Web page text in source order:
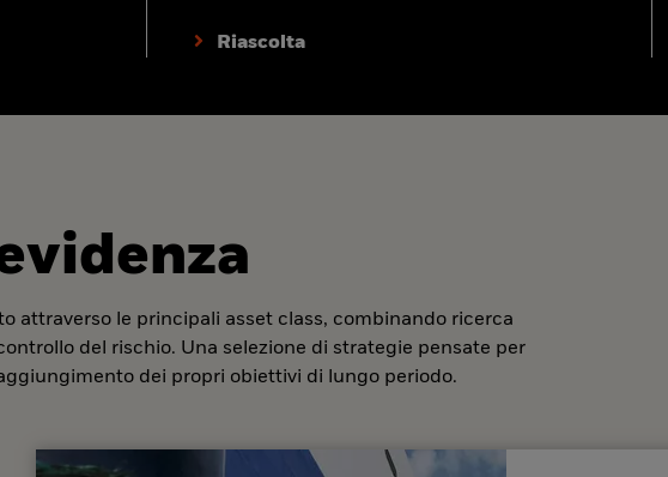
Riascolta
attraverso le principali asset class, combinando ricerca
del rischio. Una selezione di strategie pensate per
dei propri obiettivi di lungo periodo.